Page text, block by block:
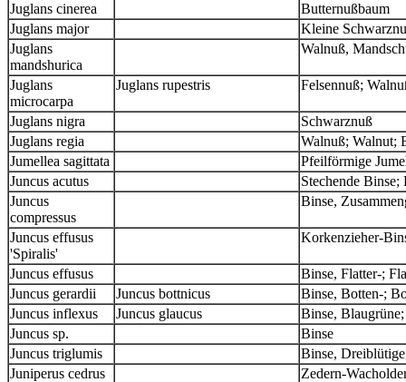
Juglans cinerea
Butternußbaum
Juglans major
Kleine
Juglans
mandshurica
Walnuß,
Juglans
microcarpa
Juglans rupestris Felsennuß;
Juglans nigra
Schwarznuß
Juglans regia
Walnuß; Walnut;
Jumellea sagittata
Pfeilförmige
Juncus acutus
Stechende
Juncus
compressus
Binse,
Juncus effusus
'Spiralis'
Korkenzieher-
Juncus effusus
Binse, Flatter-;
Juncus gerardii
Juncus bottnicus
Binse, Botten-;
Juncus inflexus
Juncus glaucus
Binse,
Juncus sp.
Binse
Juncus triglumis
Binse,
Juniperus cedrus
Zedern-